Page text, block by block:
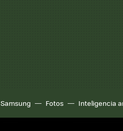
Samsung Fotos Inteligencia